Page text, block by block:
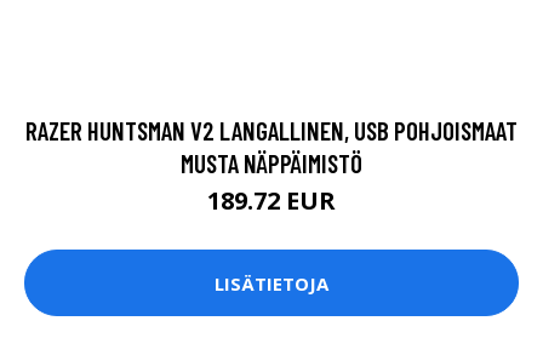
RAZER HUNTSMAN V2 LANGALLINEN, USB POHJOISMAAT
MUSTA NÄPPÄIMISTÖ
189.72 EUR
LISÄTIETOJA